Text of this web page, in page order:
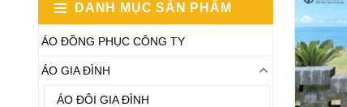
DANH MỤC SẢN PHẨM
ÁO ĐỒNG PHỤC CÔNG TY
ÁO GIA ĐÌNH
ÁO ĐÔI GIA ĐÌNH